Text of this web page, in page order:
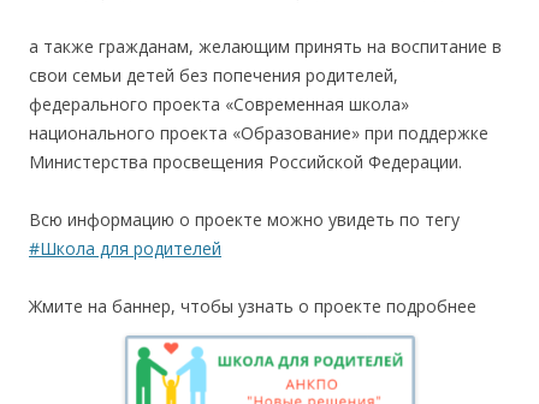
а также гражданам, желающим принять на воспитание в
свои семьи детей без попечения родителей,
федерального проекта «Современная школа»
национального проекта «Образование» при поддержке
Министерства просвещения Российской Федерации.
Всю информацию о проекте можно увидеть по тегу
#Школа для родителей
Жмите на баннер, чтобы узнать о проекте подробнее